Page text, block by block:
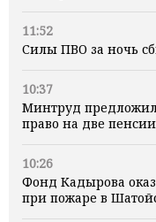
11:52
Силы ПВО за ночь
10:37
Минтруд
право на две пенсии
10:26
Фонд Кадырова
при пожаре в